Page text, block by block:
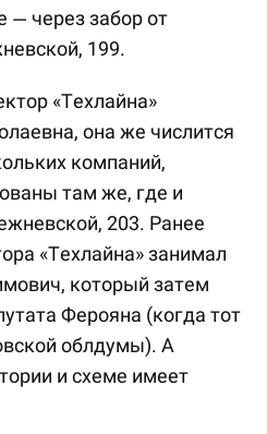
— через забор от
199.
«Техлайна»
она же числится
компаний,
там же, где и
203. Ранее
«Техлайна» занимал
который затем
Ферояна (когда тот
облдумы). А
и схеме имеет